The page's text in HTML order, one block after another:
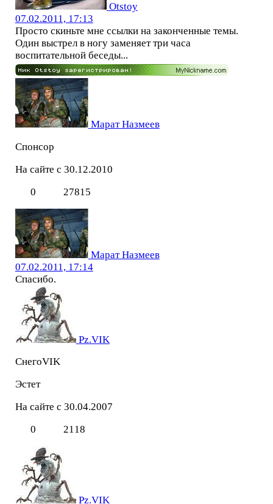
Otstoy
07.02.2011, 17:13
Просто скиньте мне ссылки на законченные темы.
Один выстрел в ногу заменяет три часа
воспитательной беседы...
Марат Назмеев
Спонсор
На сайте с 30.12.2010
0
27815
Марат Назмеев
07.02.2011, 17:14
Спасибо.
Pz.VIK
СнегоVIK
Эстет
На сайте с 30.04.2007
0
2118
Pz.VIK